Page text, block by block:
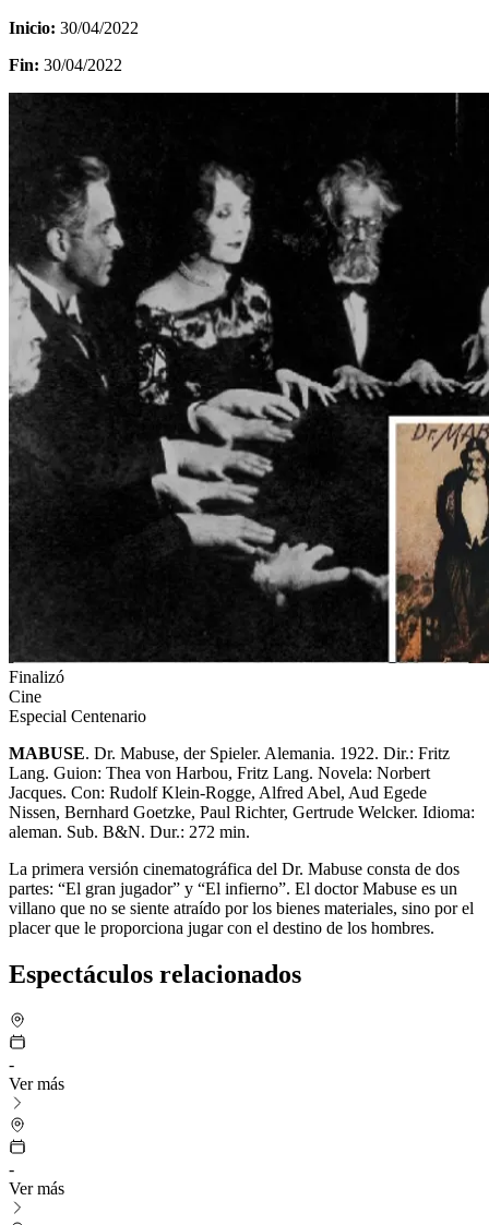
Inicio: 30/04/2022
Fin: 30/04/2022
Finalizó
Cine
Especial Centenario
MABUSE. Dr. Mabuse, der Spieler. Alemania. 1922. Dir.: Fritz
Lang. Guion: Thea von Harbou, Fritz Lang. Novela: Norbert
Jacques. Con: Rudolf Klein-Rogge, Alfred Abel, Aud Egede
Nissen, Bernhard Goetzke, Paul Richter, Gertrude Welcker. Idioma:
aleman. Sub. B&N. Dur.: 272 min.
La primera versión cinematográfica del Dr. Mabuse consta de dos
partes: “El gran jugador” y “El infierno”. El doctor Mabuse es un
villano que no se siente atraído por los bienes materiales, sino por el
placer que le proporciona jugar con el destino de los hombres.
Espectáculos relacionados
-
Ver más
-
Ver más